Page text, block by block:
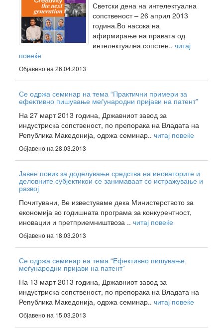
Светски дена на интелектуална
сопственост – 26 април 2013
година.Во насока на
афирмирање на правата од
интелектуална сопстен.. читај
повеќе
Објавено на 26.04.2013
Се одржа семинар на тема “Практични примери за
ефективно пишување меѓународни пријави на патент”
На 27 март 2013 година, Државниот завод за
индустриска сопственост, по препорака на Владата на
Република Македонија, одржа семинар.. читај повеќе
Објавено на 28.03.2013
Јавен повик за доделување средства на иноваторите и
деловните субјектикои се занимаваат со истражување и
развој
Почитувани, Ве известуваме дека Министерството за
економија во годишната програма за конкурентност,
иновации и претприемништвоза .. читај повеќе
Објавено на 18.03.2013
Се одржа семинар на тема “Ефективно пишување
меѓународни пријави на патент”
На 13 март 2013 година, Државниот завод за
индустриска сопственост, по препорака на Владата на
Република Македонија, одржа семинар.. читај повеќе
Објавено на 15.03.2013